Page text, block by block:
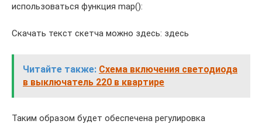
использоваться функция map():
Скачать текст скетча можно здесь: здесь
Читайте также: Схема включения светодиода
в выключатель 220 в квартире
Таким образом будет обеспечена регулировка